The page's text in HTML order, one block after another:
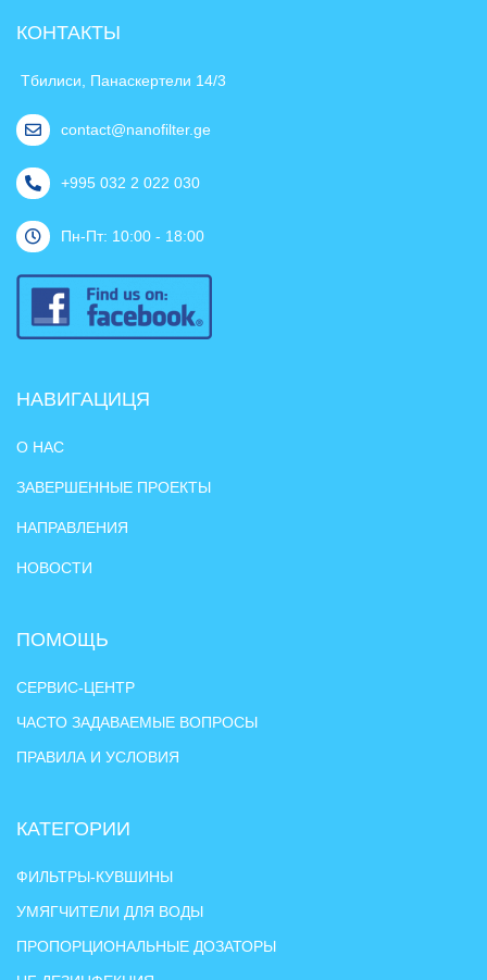
КОНТАКТЫ
Тбилиси, Панаскертели 14/3
contact@nanofilter.ge
+995 032 2 022 030
Пн-Пт: 10:00 - 18:00
НАВИГАЦИЦЯ
О НАС
ЗАВЕРШЕННЫЕ ПРОЕКТЫ
НАПРАВЛЕНИЯ
НОВОСТИ
ПОМОЩЬ
СЕРВИС-ЦЕНТР
ЧАСТО ЗАДАВАЕМЫЕ ВОПРОСЫ
ПРАВИЛА И УСЛОВИЯ
КАТЕГОРИИ
ФИЛЬТРЫ-КУВШИНЫ
УМЯГЧИТЕЛИ ДЛЯ ВОДЫ
ПРОПОРЦИОНАЛЬНЫЕ ДОЗАТОРЫ